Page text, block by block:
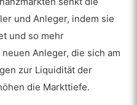
und Anleger, indem sie
und so mehr
Anleger, die sich am
zur Liquidität der
die Markttiefe.